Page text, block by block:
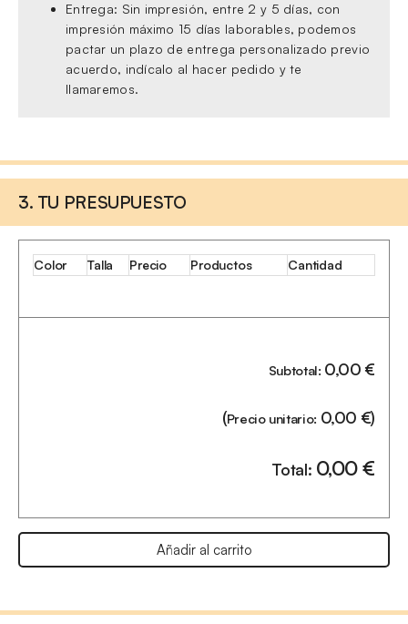
Entrega: Sin impresión, entre 2 y 5 días, con
impresión máximo 15 días laborables, podemos
pactar un plazo de entrega personalizado previo
acuerdo, indícalo al hacer pedido y te
llamaremos.
3. TU PRESUPUESTO
Color Talla Precio Productos Cantidad
Subtotal: 0,00€
(Precio unitario: 0,00 €)
Total: 0,00€
Añadir al carrito